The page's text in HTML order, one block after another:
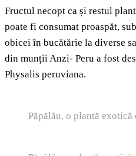
Fructul necopt ca și restul
poate fi consumat proaspăt,
obicei în bucătărie la diverse
din munții Anzi- Peru a fost
Physalis peruviana.
Păpălău, o plantă